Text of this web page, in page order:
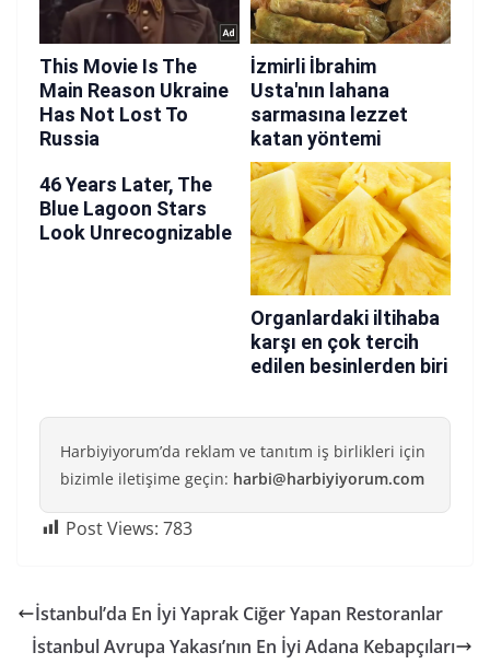
Harbiyiyorum’da reklam ve tanıtım iş birlikleri için
bizimle iletişime geçin: harbi@harbiyiyorum.com
Post Views: 783
İstanbul’da En İyi Yaprak Ciğer Yapan Restoranlar
İstanbul Avrupa Yakası’nın En İyi Adana Kebapçıları